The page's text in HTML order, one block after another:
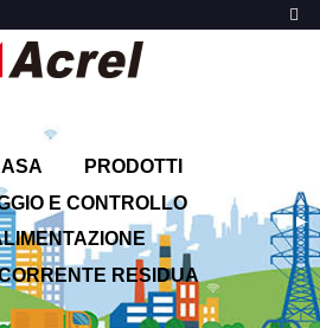
PRODOTTI
E CONTROLLO
RESIDUA